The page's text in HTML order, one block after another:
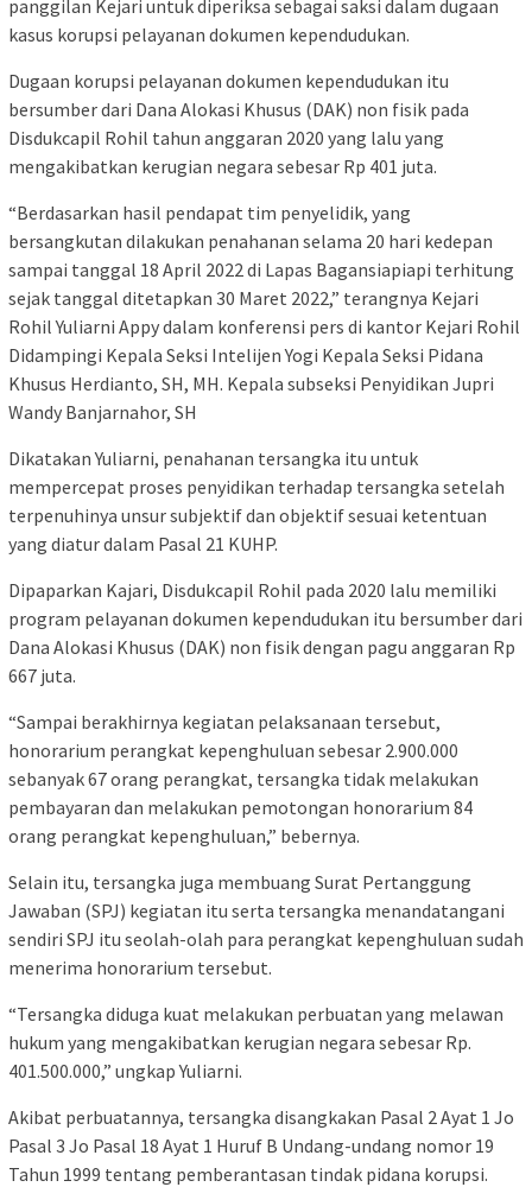
panggilan Kejari untuk diperiksa sebagai saksi dalam dugaan
kasus korupsi pelayanan dokumen kependudukan.
Dugaan korupsi pelayanan dokumen kependudukan itu
bersumber dari Dana Alokasi Khusus (DAK) non fisik pada
Disdukcapil Rohil tahun anggaran 2020 yang lalu yang
mengakibatkan kerugian negara sebesar Rp 401 juta.
“Berdasarkan hasil pendapat tim penyelidik, yang
bersangkutan dilakukan penahanan selama 20 hari kedepan
sampai tanggal 18 April 2022 di Lapas Bagansiapiapi terhitung
sejak tanggal ditetapkan 30 Maret 2022,” terangnya Kejari
Rohil Yuliarni Appy dalam konferensi pers di kantor Kejari Rohil
Didampingi Kepala Seksi Intelijen Yogi Kepala Seksi Pidana
Khusus Herdianto, SH, MH. Kepala subseksi Penyidikan Jupri
Wandy Banjarnahor, SH
Dikatakan Yuliarni, penahanan tersangka itu untuk
mempercepat proses penyidikan terhadap tersangka setelah
terpenuhinya unsur subjektif dan objektif sesuai ketentuan
yang diatur dalam Pasal 21 KUHP.
Dipaparkan Kajari, Disdukcapil Rohil pada 2020 lalu memiliki
program pelayanan dokumen kependudukan itu bersumber dari
Dana Alokasi Khusus (DAK) non fisik dengan pagu anggaran Rp
667 juta.
“Sampai berakhirnya kegiatan pelaksanaan tersebut,
honorarium perangkat kepenghuluan sebesar 2.900.000
sebanyak 67 orang perangkat, tersangka tidak melakukan
pembayaran dan melakukan pemotongan honorarium 84
orang perangkat kepenghuluan,” bebernya.
Selain itu, tersangka juga membuang Surat Pertanggung
Jawaban (SPJ) kegiatan itu serta tersangka menandatangani
sendiri SPJ itu seolah-olah para perangkat kepenghuluan sudah
menerima honorarium tersebut.
“Tersangka diduga kuat melakukan perbuatan yang melawan
hukum yang mengakibatkan kerugian negara sebesar Rp.
401.500.000,” ungkap Yuliarni.
Akibat perbuatannya, tersangka disangkakan Pasal 2 Ayat 1 Jo
Pasal 3 Jo Pasal 18 Ayat 1 Huruf B Undang-undang nomor 19
Tahun 1999 tentang pemberantasan tindak pidana korupsi.